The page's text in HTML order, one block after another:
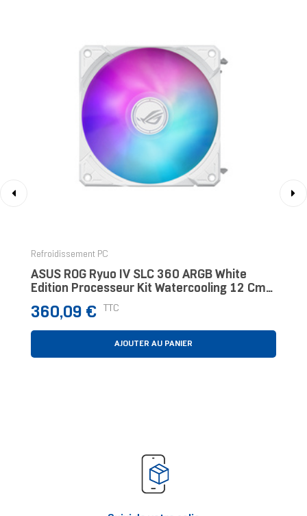
Refroidissement PC
ASUS ROG Ryuo IV SLC 360 ARGB White
Edition Processeur Kit Watercooling 12 Cm
Prix
360,09 € TTC
AJOUTER AU PANIER